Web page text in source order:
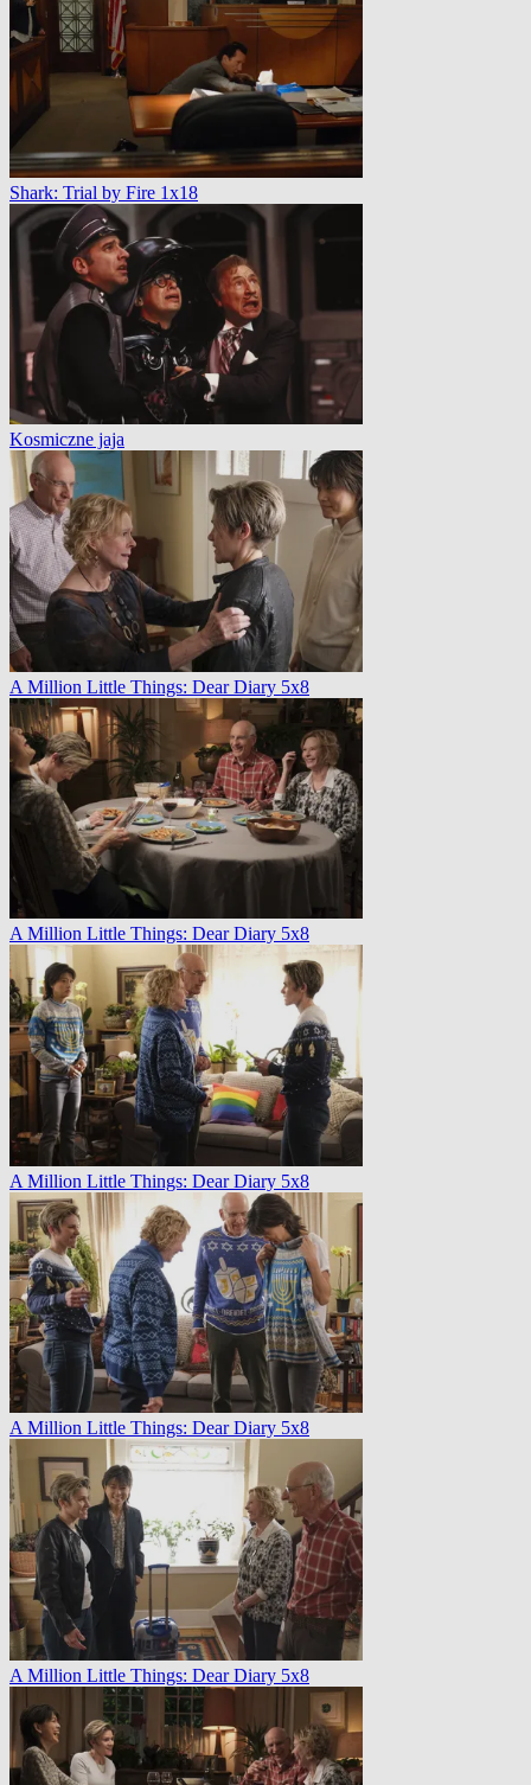
Shark: Trial by Fire 1x18
Kosmiczne jaja
A Million Little Things: Dear Diary 5x8
A Million Little Things: Dear Diary 5x8
A Million Little Things: Dear Diary 5x8
A Million Little Things: Dear Diary 5x8
A Million Little Things: Dear Diary 5x8